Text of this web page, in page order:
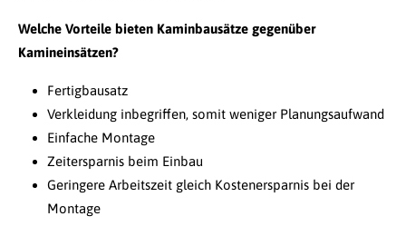
Welche Vorteile bieten Kaminbausätze gegenüber
Kamineinsätzen?
Fertigbausatz
Verkleidung inbegriffen, somit weniger Planungsaufwand
Einfache Montage
Zeitersparnis beim Einbau
Geringere Arbeitszeit gleich Kostenersparnis bei der
Montage